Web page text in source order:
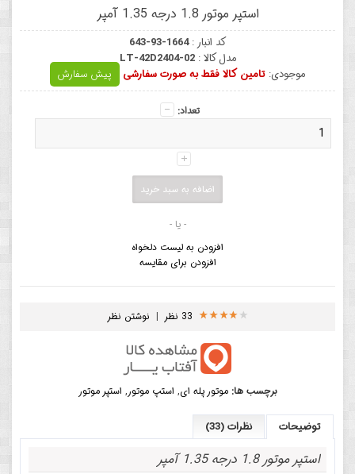
استپر موتور 1.8 درجه 1.35 آمپر
کد انبار :643-93-1664
مدل کالا :LT-42D2404-02
موجودی: تامین کالا فقط به صورت سفارشی پیش سفارش
تعداد:
- یا -
افزودن به لیست دلخواه
افزودن برای مقایسه
33 نظر | نوشتن نظر
برچسب ها: موتور پله ای, استپ موتور, استپر موتور
توضیحات نظرات (33)
استپر موتور 1.8 درجه 1.35 آمپر